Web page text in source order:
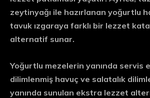
zeytinyağı ile hazırlanan yoğurtlu
tavuk ızgaraya farklı bir lezzet
alternatif sunar.
Yoğurtlu mezelerin yanında servis
dilimlenmiş havuç ve salatalık
yanında sunulan ekstra lezzet